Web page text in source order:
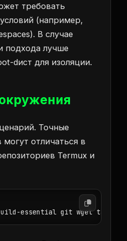
требовать
(например,
В случае
подхода лучше
dист для изоляции.
Точные
могут отличаться в
Termux и
essential git wget tar